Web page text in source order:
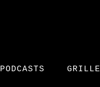
PODCASTS GRILLE